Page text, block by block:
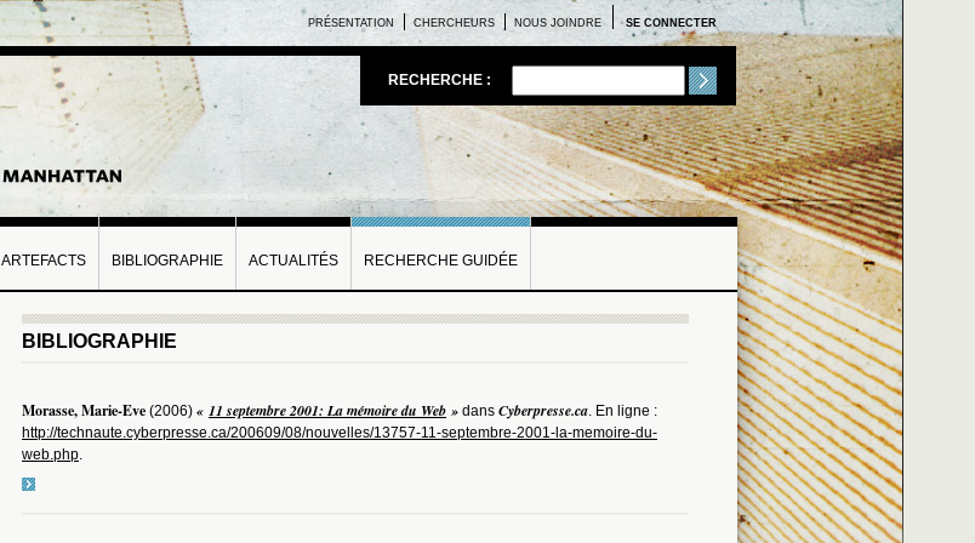
SE CONNECTER
PRÉSENTATION CHERCHEURS NOUS JOINDRE
RECHERCHE :
ARTEFACTS BIBLIOGRAPHIE ACTUALITÉS RECHERCHE GUIDÉE
BIBLIOGRAPHIE
Morasse, Marie-Eve (2006) « 11 septembre 2001: La mémoire du Web » dans Cyberpresse.ca. En ligne :
http://technaute.cyberpresse.ca/200609/08/nouvelles/13757-11-septembre-2001-la-memoire-du-
web.php.